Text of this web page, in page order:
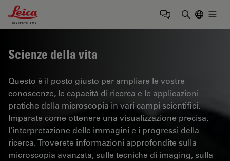
Leica Microsystems Logo
Scienze della vita
Questo è il posto giusto per ampliare le vostre
conoscenze, le capacità di ricerca e le applicazioni
pratiche della microscopia in vari campi scientifici.
Imparate come ottenere una visualizzazione precisa,
l'interpretazione delle immagini e i progressi della
ricerca. Troverete informazioni approfondite sulla
microscopia avanzata, sulle tecniche di imaging, sulla